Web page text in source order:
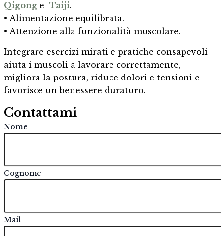
Qigong e Taiji.
• Alimentazione equilibrata.
• Attenzione alla funzionalità muscolare.
Integrare esercizi mirati e pratiche consapevoli
aiuta i muscoli a lavorare correttamente,
migliora la postura, riduce dolori e tensioni e
favorisce un benessere duraturo.
Contattami
Nome
Cognome
Mail